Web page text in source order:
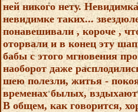
ней никого нету.
невидимке таких...
понавешивали , короче ,
оторвали и в конец эту
бабы с этого мгновения
наоборот даже
шею полезли, житья -
временах былых,
В общем, как говорится,